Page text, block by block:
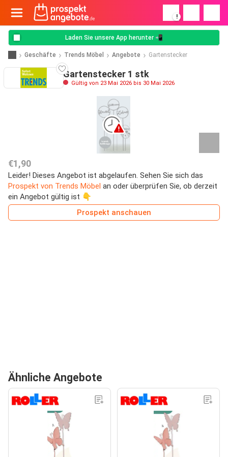
!
Laden Sie unsere App herunter 📲
Geschäfte Trends Möbel Angebote Gartenstecker
Gartenstecker 1 stk
Gültig von 23 Mai 2026 bis 30 Mai 2026
€1,90
Leider! Dieses Angebot ist abgelaufen. Sehen Sie sich das
Prospekt von Trends Möbel an oder überprüfen Sie, ob derzeit
ein Angebot gültig ist 👇
Prospekt anschauen
Ähnliche Angebote